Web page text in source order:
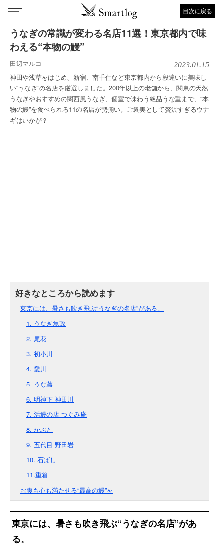
目次に戻る
うなぎの常識が変わる名店11選！東京都内で味
わえる“本物の鰻”
田辺マルコ 2023.01.15
神田や浅草をはじめ、新宿、南千住など東京都内から段違いに美味し
い“うなぎ”の名店を厳選しました。200年以上の老舗から、関東の天然
うなぎやおすすめの関西風うなぎ、個室で味わう絶品うな重まで、“本
物の鰻”を食べられる11の名店が勢揃い。ご褒美として贅沢すぎるウナ
ギはいかが？
東京には、暑さも吹き飛ぶ“うなぎの名店”がある。
1. うなぎ魚政
2. 尾花
3. 初小川
4. 愛川
5. うな藤
6. 明神下 神田川
7. 活鰻の店 つぐみ庵
8. かぶと
9. 五代目 野田岩
10. 石ばし
11.重箱
お腹も心も満たせる“最高の鰻”を
東京には、暑さも吹き飛ぶ“うなぎの名店”があ
る。